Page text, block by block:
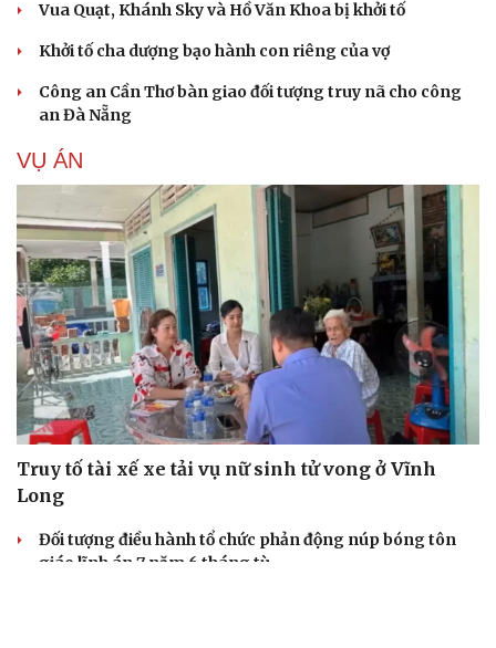
Vua Quạt, Khánh Sky và Hồ Văn Khoa bị khởi tố
Khởi tố cha dượng bạo hành con riêng của vợ
Công an Cần Thơ bàn giao đối tượng truy nã cho công
an Đà Nẵng
VỤ ÁN
Truy tố tài xế xe tải vụ nữ sinh tử vong ở Vĩnh
Long
Đối tượng điều hành tổ chức phản động núp bóng tôn
giáo lĩnh án 7 năm 6 tháng tù